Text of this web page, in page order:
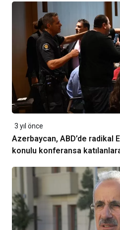
3 yıl önce
Azerbaycan, ABD’de radikal
konulu konferansa katılanlara